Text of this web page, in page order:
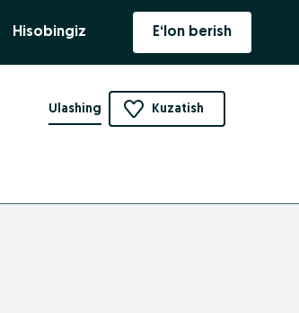
Hisobingiz E‘lon berish
Kuzatish
Ulashing